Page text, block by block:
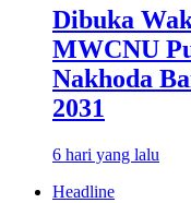
Dibuka
MWCNU
Nakhoda
2031
6 hari yang lalu
Headline